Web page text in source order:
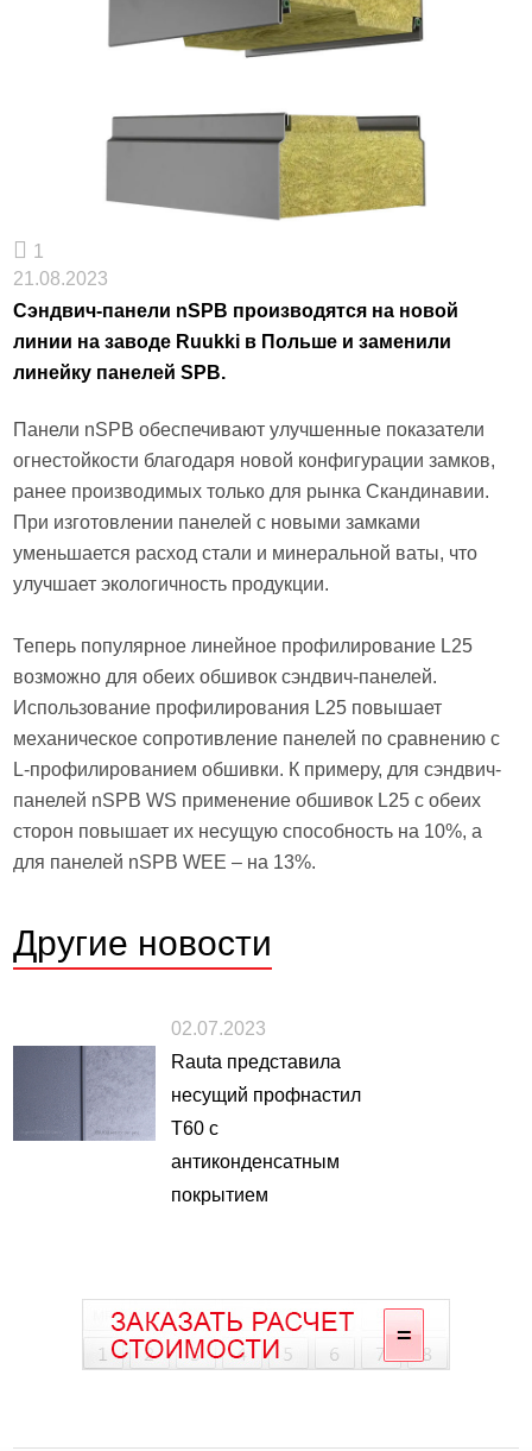
1
21.08.2023
Сэндвич-панели nSPB производятся на новой
линии на заводе Ruukki в Польше и заменили
линейку панелей SPB.
Панели nSPB обеспечивают улучшенные показатели
огнестойкости благодаря новой конфигурации замков,
ранее производимых только для рынка Скандинавии.
При изготовлении панелей с новыми замками
уменьшается расход стали и минеральной ваты, что
улучшает экологичность продукции.
Теперь популярное линейное профилирование L25
возможно для обеих обшивок сэндвич-панелей.
Использование профилирования L25 повышает
механическое сопротивление панелей по сравнению с
L-профилированием обшивки. К примеру, для сэндвич-
панелей nSPB WS применение обшивок L25 с обеих
сторон повышает их несущую способность на 10%, а
для панелей nSPB WEE – на 13%.
Другие новости
02.07.2023
Rauta представила
несущий профнастил
Т60 с
антиконденсатным
покрытием